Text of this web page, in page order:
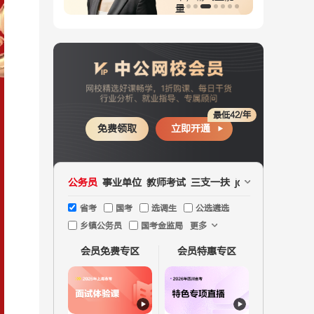
量
免费领取 立即开通
最低42/年
公务员 事业单位 教师考试 三支一扶 jd文职
省考 国考 选调生
公选遴选
乡镇公务员
国考金监局 更多
会员免费专区 会员特惠专区